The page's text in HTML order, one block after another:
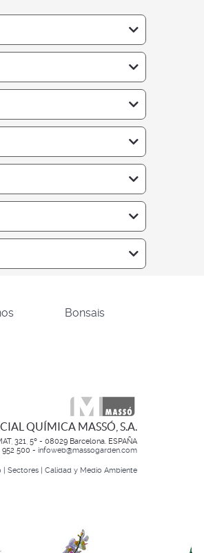
Bonsais
QUÍMICA MASSÓ, S.A.
321, 5º - 08029 Barcelona. ESPAÑA
952 500 - infoweb@massogarden.com
| Sectores | Calidad y Medio Ambiente